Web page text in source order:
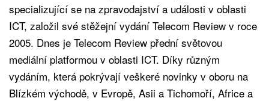
specializující se na zpravodajství a události v oblasti
ICT, založil své stěžejní vydání Telecom Review v roce
2005. Dnes je Telecom Review přední světovou
mediální platformou v oblasti ICT. Díky různým
vydáním, která pokrývají veškeré novinky v oboru na
Blízkém východě, v Evropě, Asii a Tichomoří, Africe a